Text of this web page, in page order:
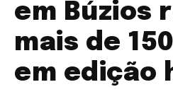
em Búzios
mais de
em edição